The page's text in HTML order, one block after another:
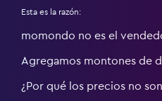
Esta es la razón:
momondo no es el
Agregamos montones de
¿Por qué los precios no